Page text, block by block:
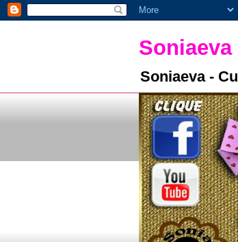
Soniaeva -